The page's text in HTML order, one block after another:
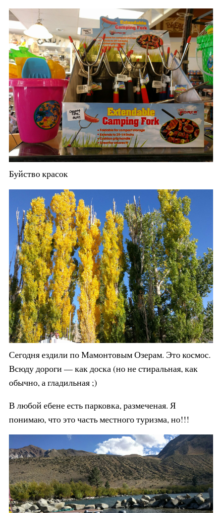
Буйство красок
Сегодня ездили по Мамонтовым Озерам. Это космос.
Всюду дороги — как доска (но не стиральная, как
обычно, а гладильная ;)
В любой ебене есть парковка, размеченая. Я
понимаю, что это часть местного туризма, но!!!